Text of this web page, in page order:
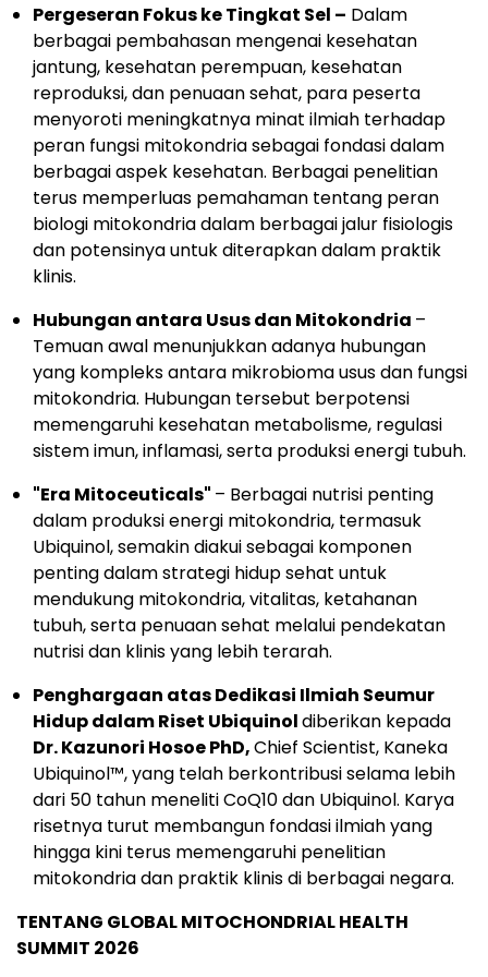
Pergeseran Fokus ke Tingkat Sel – Dalam
berbagai pembahasan mengenai kesehatan
jantung, kesehatan perempuan, kesehatan
reproduksi, dan penuaan sehat, para peserta
menyoroti meningkatnya minat ilmiah terhadap
peran fungsi mitokondria sebagai fondasi dalam
berbagai aspek kesehatan. Berbagai penelitian
terus memperluas pemahaman tentang peran
biologi mitokondria dalam berbagai jalur fisiologis
dan potensinya untuk diterapkan dalam praktik
klinis.
Hubungan antara Usus dan Mitokondria –
Temuan awal menunjukkan adanya hubungan
yang kompleks antara mikrobioma usus dan fungsi
mitokondria. Hubungan tersebut berpotensi
memengaruhi kesehatan metabolisme, regulasi
sistem imun, inflamasi, serta produksi energi tubuh.
"Era Mitoceuticals" – Berbagai nutrisi penting
dalam produksi energi mitokondria, termasuk
Ubiquinol, semakin diakui sebagai komponen
penting dalam strategi hidup sehat untuk
mendukung mitokondria, vitalitas, ketahanan
tubuh, serta penuaan sehat melalui pendekatan
nutrisi dan klinis yang lebih terarah.
Penghargaan atas Dedikasi Ilmiah Seumur
Hidup dalam Riset Ubiquinoldiberikan kepada
Dr. Kazunori Hosoe PhD,Chief Scientist, Kaneka
Ubiquinol™, yang telah berkontribusi selama lebih
dari 50 tahun meneliti CoQ10 dan Ubiquinol. Karya
risetnya turut membangun fondasi ilmiah yang
hingga kini terus memengaruhi penelitian
mitokondria dan praktik klinis di berbagai negara.
TENTANG GLOBAL MITOCHONDRIAL HEALTH
SUMMIT 2026